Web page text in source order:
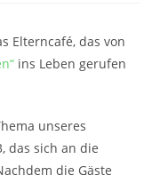
Elterncafé, das von
ins Leben gerufen
unseres
das sich an die
die Gäste